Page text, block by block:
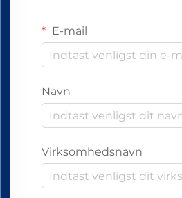
E-mail
Navn
Virksomhedsnavn